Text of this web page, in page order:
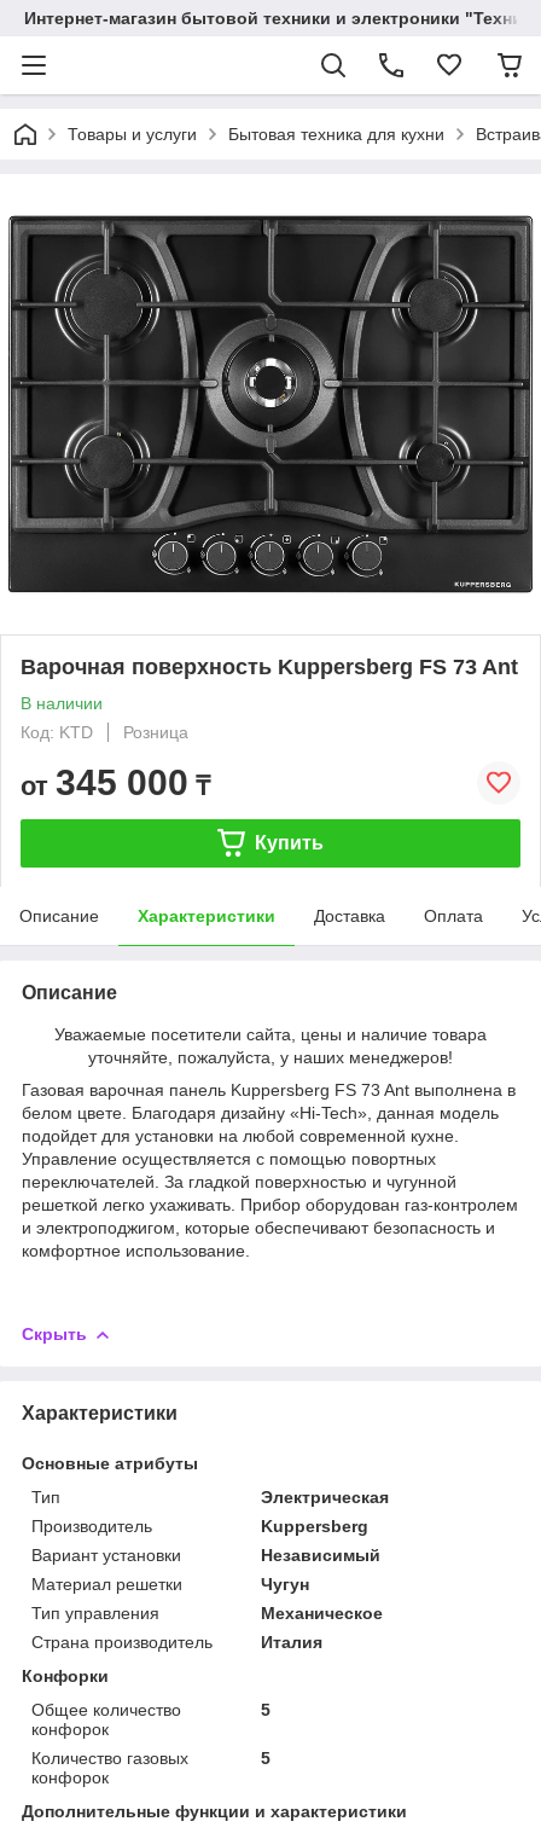
Интернет-магазин бытовой техники и электроники
Товары и услуги Бытовая техника для кухни
Варочная поверхность Kuppersberg FS 73 Ant
В наличии
Код: KTD
Розница
от 345 000 ₸
Купить
Описание Характеристики Доставка Оплата
Описание
Уважаемые посетители сайта, цены и наличие товара
уточняйте, пожалуйста, у наших менеджеров!
Газовая варочная панель Kuppersberg FS 73 Ant выполнена в
белом цвете. Благодаря дизайну «Hi-Tech», данная модель
подойдет для установки на любой современной кухне.
Управление осуществляется с помощью повортных
переключателей. За гладкой поверхностью и чугунной
решеткой легко ухаживать. Прибор оборудован газ-контролем
и электроподжигом, которые обеспечивают безопасность и
комфортное использование.
Скрыть
Характеристики
Основные атрибуты
Тип
Электрическая
Производитель
Kuppersberg
Вариант установки
Независимый
Материал решетки
Чугун
Тип управления
Механическое
Страна производитель
Италия
Конфорки
Общее количество
конфорок
5
Количество газовых
конфорок
5
Дополнительные функции и характеристики